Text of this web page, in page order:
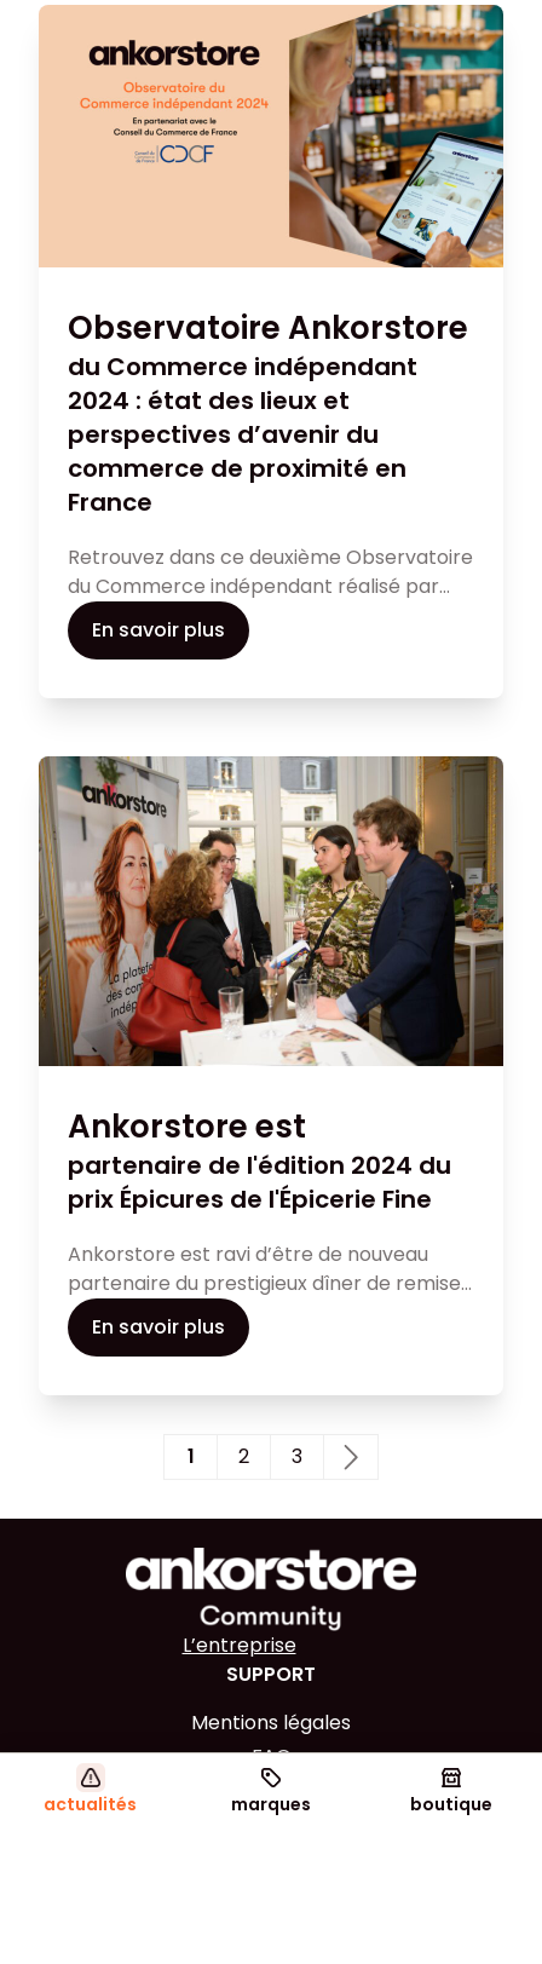
actualités marques boutique
événement sportif exceptionnel.
Observatoire Ankorstore
du Commerce indépendant
2024 : état des lieux et
perspectives d’avenir du
commerce de proximité en
France
Retrouvez dans ce deuxième Observatoire
du Commerce indépendant réalisé par
Ankorstore, en partenariat avec le Conseil
du Commerce de France, les tendances
perspectives d’avenir pour les
En savoir plus
Ankorstore est
partenaire de l'édition 2024 du
prix Épicures de l'Épicerie Fine
Ankorstore est ravi d’être de nouveau
partenaire du prestigieux dîner de remise
de prix des commerçants Épicures qui
récompense la crème de la crème de
En savoir plus
1 2 3
L’entreprise
SUPPORT
Mentions légales
FAQ
RESTEZ CONNECTÉ